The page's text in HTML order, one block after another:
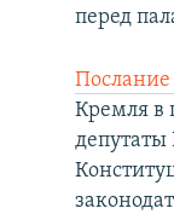
перед
Послание
Кремля в
депутаты